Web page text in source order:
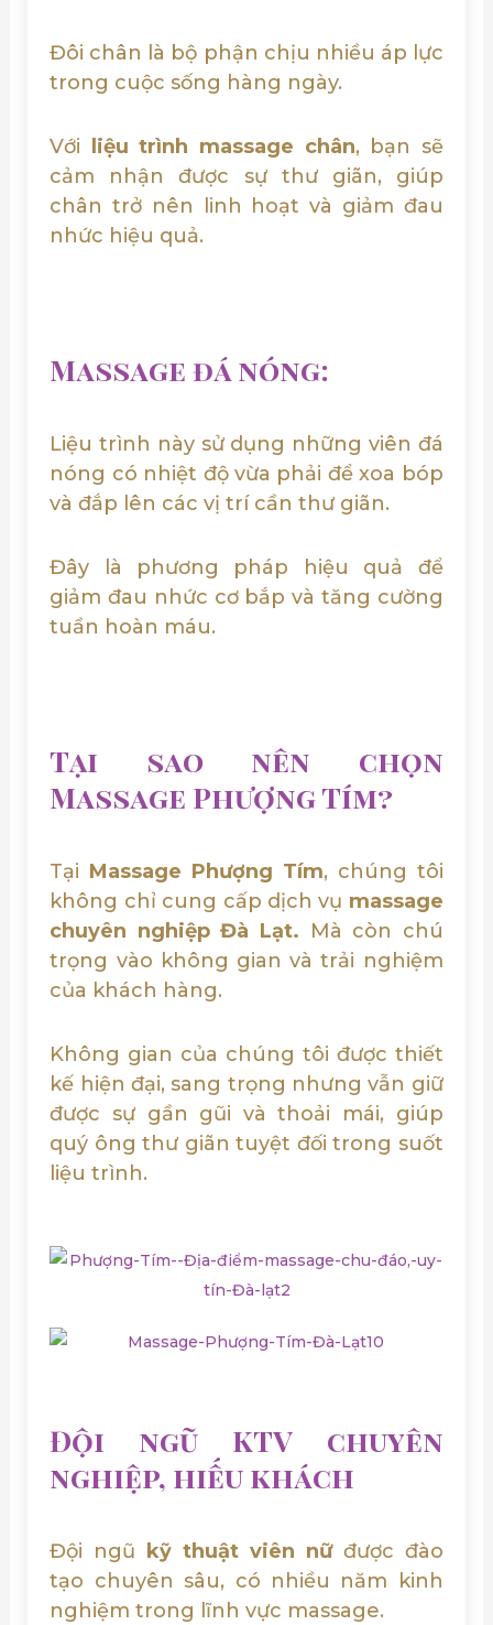
Đôi chân là bộ phận chịu nhiều áp lực
trong cuộc sống hàng ngày.
Với liệu trình massage chân, bạn sẽ
cảm nhận được sự thư giãn, giúp
chân trở nên linh hoạt và giảm đau
nhức hiệu quả.
Massage đá nóng:
Liệu trình này sử dụng những viên đá
nóng có nhiệt độ vừa phải để xoa bóp
và đắp lên các vị trí cần thư giãn.
Đây là phương pháp hiệu quả để
giảm đau nhức cơ bắp và tăng cường
tuần hoàn máu.
Tại sao nên chọn
Massage Phượng Tím?
Tại Massage Phượng Tím, chúng tôi
không chỉ cung cấp dịch vụ massage
chuyên nghiệp Đà Lạt. Mà còn chú
trọng vào không gian và trải nghiệm
của khách hàng.
Không gian của chúng tôi được thiết
kế hiện đại, sang trọng nhưng vẫn giữ
được sự gần gũi và thoải mái, giúp
quý ông thư giãn tuyệt đối trong suốt
liệu trình.
Đội ngũ KTV chuyên
nghiệp, hiếu khách
Đội ngũ kỹ thuật viên nữđược đào
tạo chuyên sâu, có nhiều năm kinh
nghiệm trong lĩnh vực massage.